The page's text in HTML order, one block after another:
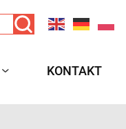
KONTAKT